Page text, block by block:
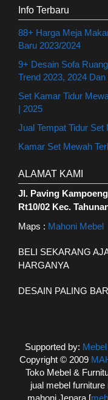
Info Terbaru
88+ Harga Meja
Baru 2023/2024
9+ Desain Sofa
Trend 2023, 2024 Dan
Set Kamar Tidur
| 2025
Jual Tempat Tidur Set
Kamar Set Mewah
ALAMAT KAMI
Jl. Paving
Rt10/02 Kec.
Maps : Mahoni Mebel
BELI SEKARANG
HARGANYA
DESAIN PALING
Supported by:
Copyright © 2009
Toko Mebel &
jual mebel
mahoni Jepara [